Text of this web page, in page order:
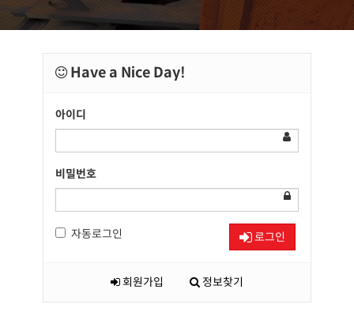
Have a Nice Day!
아이디
비밀번호
자동로그인 로그인
회원가입 정보찾기